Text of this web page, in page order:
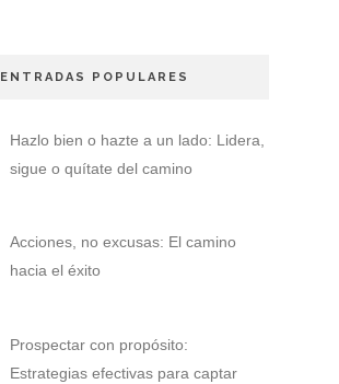
ENTRADAS POPULARES
Hazlo bien o hazte a un lado: Lidera,
sigue o quítate del camino
Acciones, no excusas: El camino
hacia el éxito
Prospectar con propósito:
Estrategias efectivas para captar